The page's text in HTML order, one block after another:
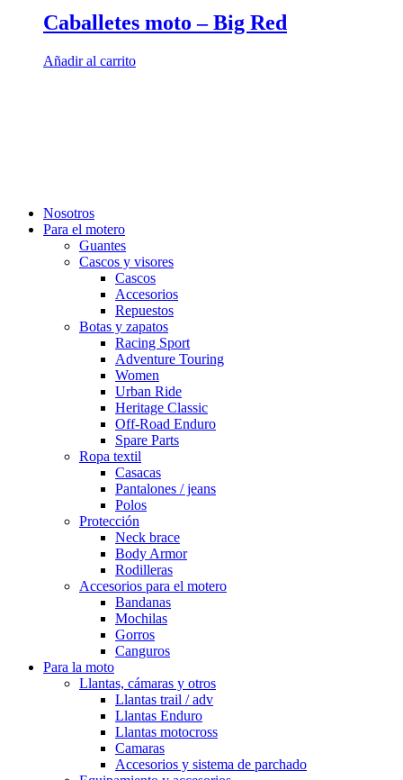
Caballetes moto – Big Red
Añadir al carrito
Nosotros
Para el motero
Guantes
Cascos y visores
Cascos
Accesorios
Repuestos
Botas y zapatos
Racing Sport
Adventure Touring
Women
Urban Ride
Heritage Classic
Off-Road Enduro
Spare Parts
Ropa textil
Casacas
Pantalones / jeans
Polos
Protección
Neck brace
Body Armor
Rodilleras
Accesorios para el motero
Bandanas
Mochilas
Gorros
Canguros
Para la moto
Llantas, cámaras y otros
Llantas trail / adv
Llantas Enduro
Llantas motocross
Camaras
Accesorios y sistema de parchado